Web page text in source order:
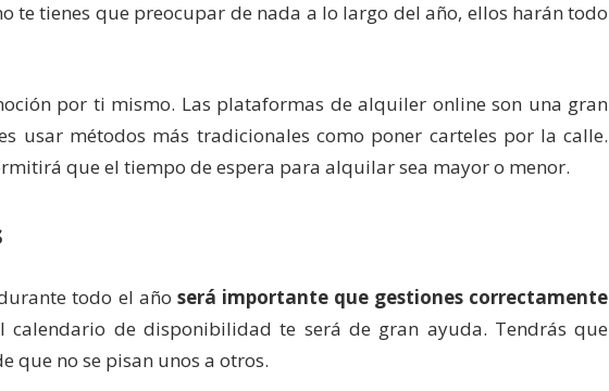
te tienes que preocupar de nada a lo largo del año, ellos harán todo
por ti mismo. Las plataformas de alquiler online son una gran
usar métodos más tradicionales como poner carteles por la calle.
que el tiempo de espera para alquilar sea mayor o menor.
todo el año será importante que gestiones correctamente
calendario de disponibilidad te será de gran ayuda. Tendrás que
que no se pisan unos a otros.